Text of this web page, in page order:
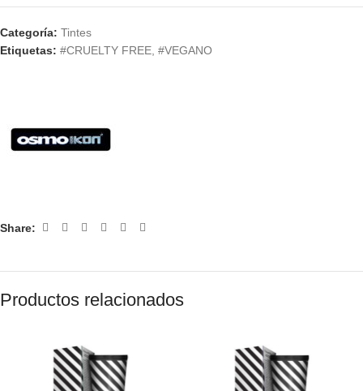
Categoría: Tintes
Etiquetas: #CRUELTY FREE #VEGANO
Share:
Productos relacionados